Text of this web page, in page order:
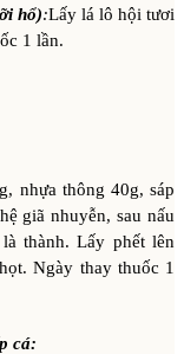
hổ):Lấy lá lô hội tươi
1 lần.
nhựa thông 40g, sáp
giã nhuyễn, sau nấu
thành. Lấy phết lên
Ngày thay thuốc 1
cá: